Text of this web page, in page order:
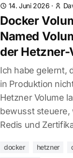
14. Juni 2026 ·
Docker
Named
der
Ich habe gelernt,
in Produktion
Hetzner Volume
bewusst steuere,
Redis und
docker hetzner